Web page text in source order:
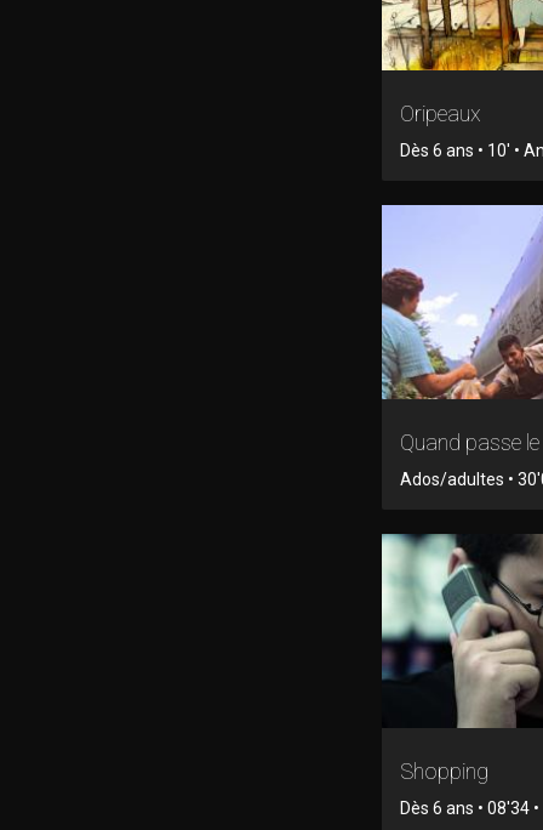
Oripeaux
Dès 6 ans • 10' •
Quand passe
Ados/adultes •
Shopping
Dès 6 ans • 08'34